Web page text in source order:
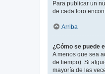
Para publicar un
de cada foro
Arriba
¿Cómo se puede
A menos que sea
de tiempo). Si
mayoría de las